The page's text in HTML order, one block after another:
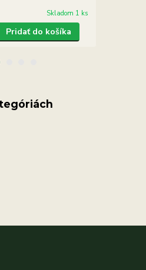
Skladom 1 ks
Pridať do košíka